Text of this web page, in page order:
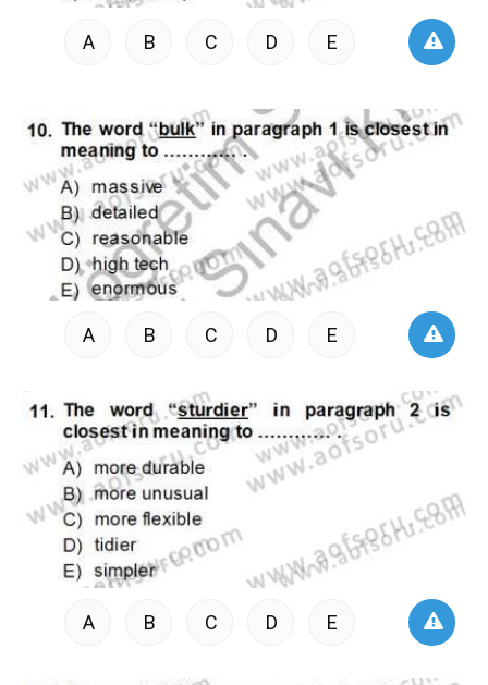
A B C D E
A B C D E
A B C D E